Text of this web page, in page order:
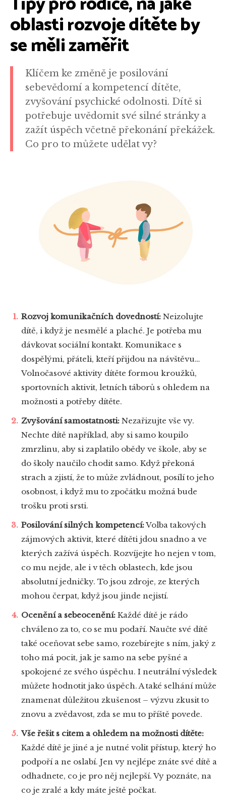
oblasti rozvoje dítěte by
se měli zaměřit
Klíčem ke změně je posilování
sebevědomí a kompetencí dítěte,
zvyšování psychické odolnosti. Dítě si
potřebuje uvědomit své silné stránky a
zažít úspěch včetně překonání překážek.
Co pro to můžete udělat vy?
Rozvoj komunikačních dovedností: Neizolujte
dítě, i když je nesmělé a plaché. Je potřeba mu
dávkovat sociální kontakt. Komunikace s
dospělými, přáteli, kteří přijdou na návštěvu…
Volnočasové aktivity dítěte formou kroužků,
sportovních aktivit, letních táborů s ohledem na
možnosti a potřeby dítěte.
Zvyšování samostatnosti: Nezařizujte vše vy.
Nechte dítě například, aby si samo koupilo
zmrzlinu, aby si zaplatilo obědy ve škole, aby se
do školy naučilo chodit samo. Když překoná
strach a zjistí, že to může zvládnout, posílí to jeho
osobnost, i když mu to zpočátku možná bude
trošku proti srsti.
Posilování silných kompetencí:Volba takových
zájmových aktivit, které dítěti jdou snadno a ve
kterých zažívá úspěch. Rozvíjejte ho nejen v tom,
co mu nejde, ale i v těch oblastech, kde jsou
absolutní jedničky. To jsou zdroje, ze kterých
mohou čerpat, když jsou jinde nejistí.
Ocenění a sebeocenění: Každé dítě je rádo
chváleno za to, co se mu podaří. Naučte své dítě
také oceňovat sebe samo, rozebírejte s ním, jaký z
toho má pocit, jak je samo na sebe pyšné a
spokojené ze svého úspěchu. I neutrální výsledek
můžete hodnotit jako úspěch. A také selhání může
znamenat důležitou zkušenost – výzvu zkusit to
znovu a zvědavost, zda se mu to příště povede.
Vše řešit s citem a ohledem na možnosti dítěte:
Každé dítě je jiné a je nutné volit přístup, který ho
podpoří a ne oslabí. Jen vy nejlépe znáte své dítě a
odhadnete, co je pro něj nejlepší. Vy poznáte, na
co je zralé a kdy máte ještě počkat.